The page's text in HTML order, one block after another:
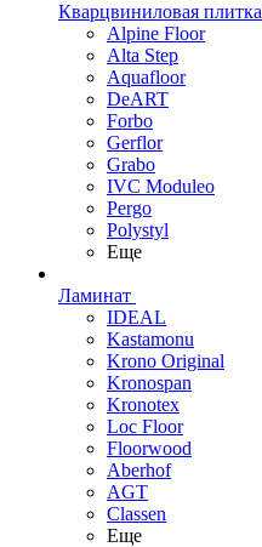
Кварцвиниловая плитка
Alpine Floor
Alta Step
Aquafloor
DeART
Forbo
Gerflor
Grabo
IVC Moduleo
Pergo
Polystyl
Еще
Ламинат
IDEAL
Kastamonu
Krono Original
Kronospan
Kronotex
Loc Floor
Floorwood
Aberhof
AGT
Classen
Еще